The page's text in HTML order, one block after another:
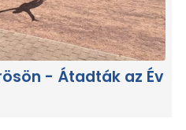
- Átadták az Év